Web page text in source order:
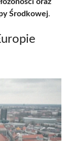
oraz
Środkowej.